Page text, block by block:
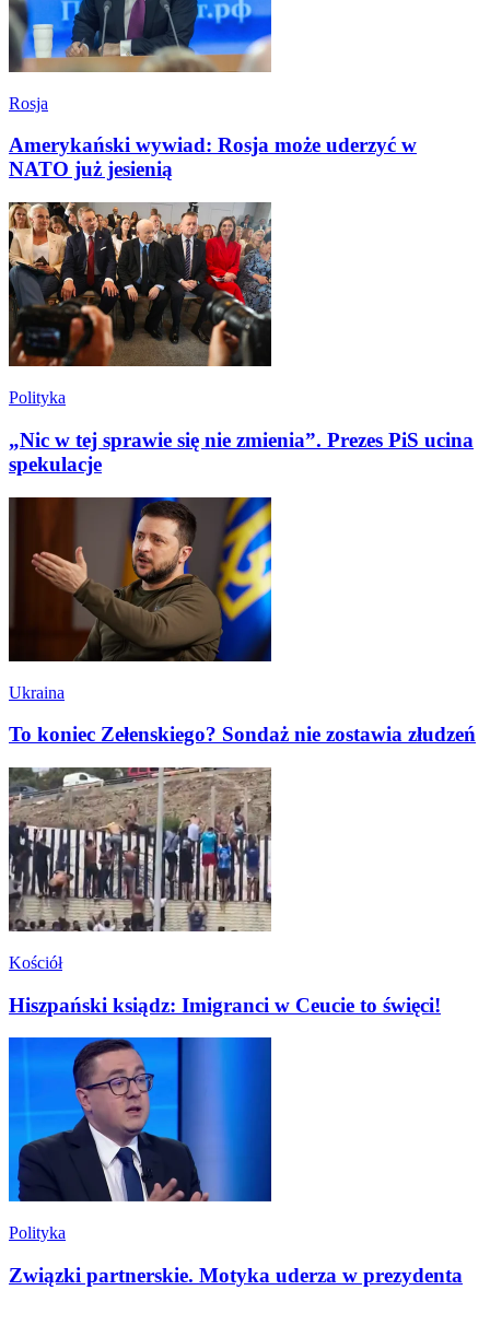
Rosja
Amerykański wywiad: Rosja może uderzyć w
NATO już jesienią
Polityka
„Nic w tej sprawie się nie zmienia”. Prezes PiS ucina
spekulacje
Ukraina
To koniec Zełenskiego? Sondaż nie zostawia złudzeń
Kościół
Hiszpański ksiądz: Imigranci w Ceucie to święci!
Polityka
Związki partnerskie. Motyka uderza w prezydenta